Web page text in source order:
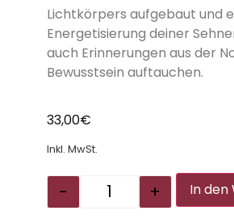
Lichtkörpers aufgebaut und
Energetisierung deiner
auch Erinnerungen aus der
Bewusstsein auftauchen.
33,00€
Inkl. MwSt.
- + In den